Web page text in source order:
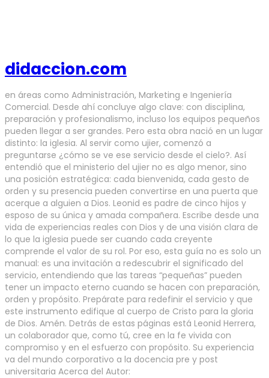
didaccion.com
en áreas como Administración, Marketing e Ingeniería
Comercial. Desde ahí concluye algo clave: con disciplina,
preparación y profesionalismo, incluso los equipos pequeños
pueden llegar a ser grandes. Pero esta obra nació en un lugar
distinto: la iglesia. Al servir como ujier, comenzó a
preguntarse ¿cómo se ve ese servicio desde el cielo?. Así
entendió que el ministerio del ujier no es algo menor, sino
una posición estratégica: cada bienvenida, cada gesto de
orden y su presencia pueden convertirse en una puerta que
acerque a alguien a Dios. Leonid es padre de cinco hijos y
esposo de su única y amada compañera. Escribe desde una
vida de experiencias reales con Dios y de una visión clara de
lo que la iglesia puede ser cuando cada creyente
comprende el valor de su rol. Por eso, esta guía no es solo un
manual: es una invitación a redescubrir el significado del
servicio, entendiendo que las tareas “pequeñas” pueden
tener un impacto eterno cuando se hacen con preparación,
orden y propósito. Prepárate para redefinir el servicio y que
este instrumento edifique al cuerpo de Cristo para la gloria
de Dios. Amén. Detrás de estas páginas está Leonid Herrera,
un colaborador que, como tú, cree en la fe vivida con
compromiso y en el esfuerzo con propósito. Su experiencia
va del mundo corporativo a la docencia pre y post
universitaria Acerca del Autor: